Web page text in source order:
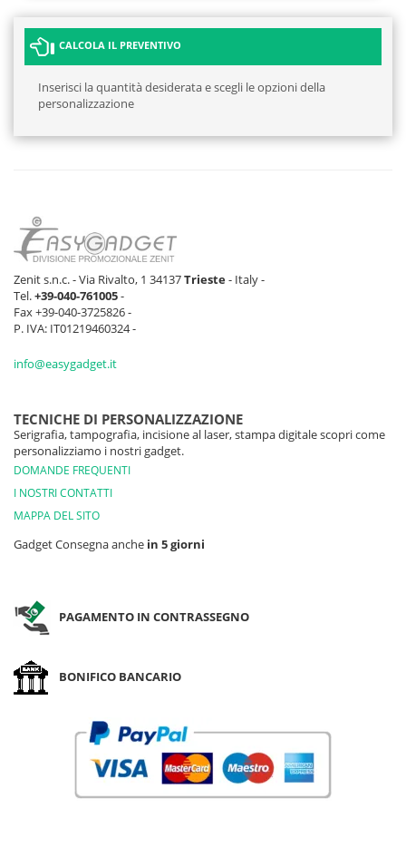
CALCOLA IL PREVENTIVO
Inserisci la quantità desiderata e scegli le opzioni della
personalizzazione
Zenit s.n.c. - Via Rivalto, 1 34137Trieste- Italy -
Tel.+39-040-761005-
Fax +39-040-3725826 -
P. IVA: IT01219460324 -
info@easygadget.it
TECNICHE DI PERSONALIZZAZIONE
Serigrafia, tampografia, incisione al laser, stampa digitale scopri come
personalizziamo i nostri gadget.
DOMANDE FREQUENTI
I NOSTRI CONTATTI
MAPPA DEL SITO
Gadget Consegna anche in 5 giorni
PAGAMENTO IN CONTRASSEGNO
BONIFICO BANCARIO